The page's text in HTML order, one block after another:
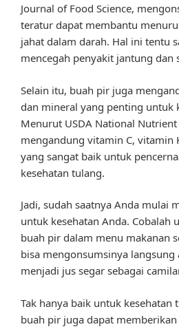
Journal of Food Science,
teratur dapat membantu
jahat dalam darah. Hal ini tentu
mencegah penyakit jantung dan
Selain itu, buah pir juga
dan mineral yang penting untuk
Menurut USDA National
mengandung vitamin C, vitamin
yang sangat baik untuk
kesehatan tulang.
Jadi, sudah saatnya Anda mulai
untuk kesehatan Anda. Cobalah
buah pir dalam menu makanan
bisa mengonsumsinya
menjadi jus segar sebagai
Tak hanya baik untuk kesehatan
buah pir juga dapat